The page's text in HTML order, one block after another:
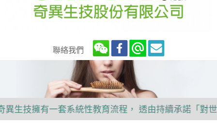
聯絡我們
生技擁有一套系統性教育流程， 透由持續承諾「對世